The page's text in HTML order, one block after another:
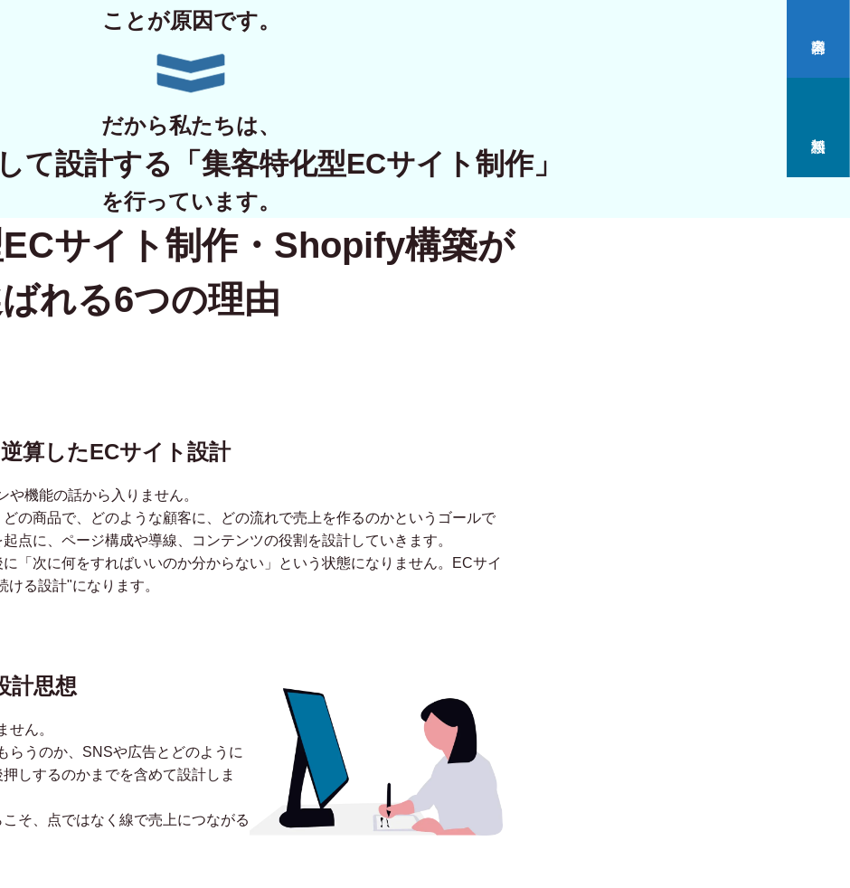
制作実績
お問い合わせ
ことが原因です。
だから私たちは、
て設計する 「集客特化型ECサイト制作」
を行っています。
ECサイト制作・Shopify構築が
れる6つの理由
算したECサイト設計
や機能の話から入りません。
どの商品で、どのような顧客に、どの流れで売上を作るのかというゴールで
点に、ページ構成や導線、コンテンツの役割を設計していきます。
「次に何をすればいいのか分からない」という状態になりません。ECサイ
ける設計"になります。
計思想
せん。
らうのか、SNSや広告とどのように
しするのかまでを含めて設計しま
そ、点ではなく線で売上につながる